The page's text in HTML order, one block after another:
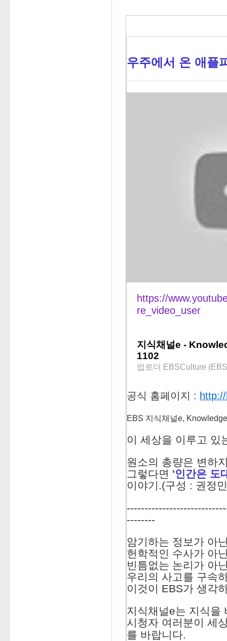
우주에서 온 애플
https://
re_video_user
지식채널e -
1102
업로더 EBSCulture
공식 홈페이지 :
EBS 지식채널e,
이 세상을 이루고 있
원소의 총량은 변하
그렇다면 '인간은 도
이야기.(구성 : 권정
--------
암기하는 정보가 아
헌학적인 수사가 아
빈틈없는 논리가 아
우리의 사고를 구속
이것이 EBS가 생각
지식채널e는 지식을
시청자 여러분이 세
를 바랍니다.